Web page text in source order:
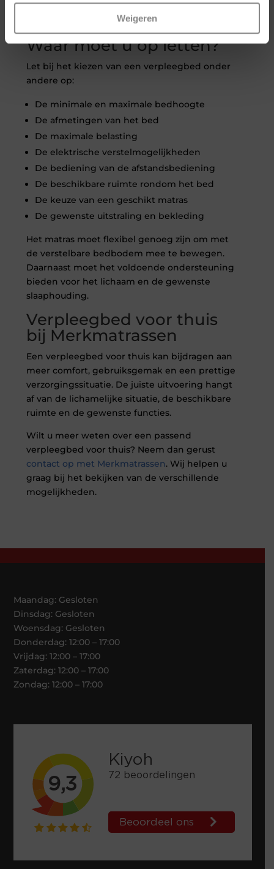
Weigeren
terwijl één of beide personen gebruikmaken
van extra ondersteuning.
Waar moet u op letten?
Let bij het kiezen van een verpleegbed onder
andere op:
De minimale en maximale bedhoogte
De afmetingen van het bed
De maximale belasting
De elektrische verstelmogelijkheden
De bediening van de afstandsbediening
De beschikbare ruimte rondom het bed
De keuze van een geschikt matras
De gewenste uitstraling en bekleding
Het matras moet flexibel genoeg zijn om met
de verstelbare bedbodem mee te bewegen.
Daarnaast moet het voldoende ondersteuning
bieden voor het lichaam en de gewenste
slaaphouding.
Verpleegbed voor thuis
bij Merkmatrassen
Een verpleegbed voor thuis kan bijdragen aan
meer comfort, gebruiksgemak en een prettige
verzorgingssituatie. De juiste uitvoering hangt
af van de lichamelijke situatie, de beschikbare
ruimte en de gewenste functies.
Wilt u meer weten over een passend
verpleegbed voor thuis? Neem dan gerust
contact op met Merkmatrassen. Wij helpen u
graag bij het bekijken van de verschillende
mogelijkheden.
Maandag: Gesloten
Dinsdag: Gesloten
Woensdag: Gesloten
Donderdag: 12:00 – 17:00
Vrijdag: 12:00 – 17:00
Zaterdag: 12:00 – 17:00
Zondag: 12:00 – 17:00